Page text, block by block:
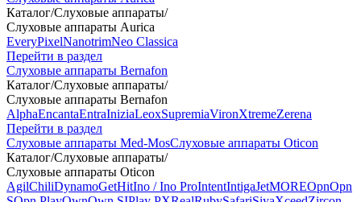
Каталог/Слуховые аппараты/
Слуховые аппараты Aurica
EveryPixelNanotrimNeo Classica
Перейти в раздел
Слуховые аппараты Bernafon
Каталог/Слуховые аппараты/
Слуховые аппараты Bernafon
AlphaEncantaEntraIniziaLeoxSupremiaVironXtremeZerena
Перейти в раздел
Слуховые аппараты Med-MosСлуховые аппараты Oticon
Каталог/Слуховые аппараты/
Слуховые аппараты Oticon
AgilChiliDynamoGetHitIno / Ino ProIntentIntigaJetMOREOpnOpn